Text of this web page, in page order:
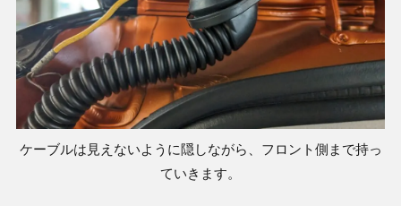
ケーブルは見えないように隠しながら、フロント側まで持っ
ていきます。